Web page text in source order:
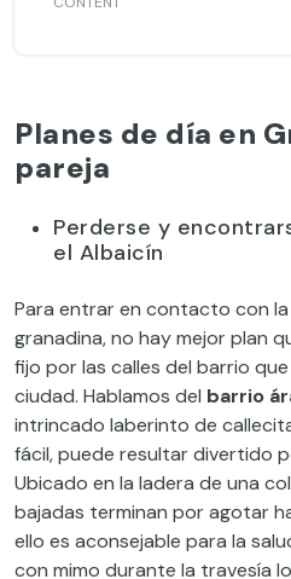
Planes de día en
pareja
Perderse y
el Albaicín
Para entrar en contacto con
granadina, no hay mejor plan
fijo por las calles del barrio
ciudad. Hablamos del barrio
intrincado laberinto de
fácil, puede resultar divertido
Ubicado en la ladera de una
bajadas terminan por agotar
ello es aconsejable para la
con mimo durante la travesía